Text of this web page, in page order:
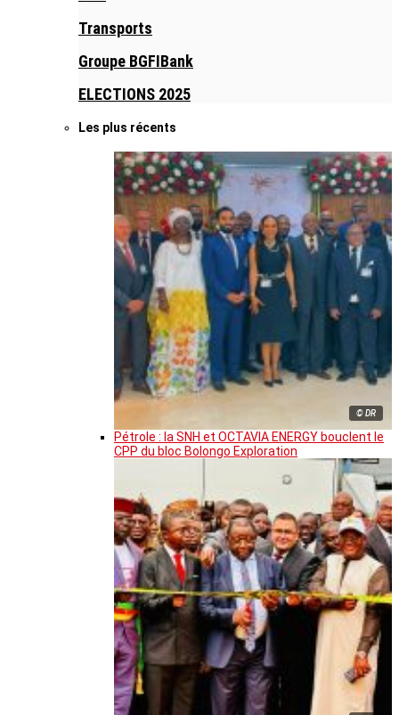
Transports
Groupe BGFIBank
ELECTIONS 2025
Les plus récents
© DR
Pétrole : la SNH et OCTAVIA ENERGY bouclent le
CPP du bloc Bolongo Exploration